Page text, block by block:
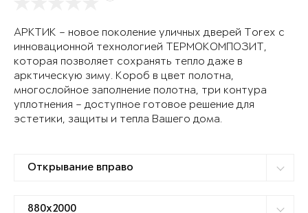
АРКТИК – новое поколение уличных дверей Torex с
инновационной технологией ТЕРМОКОМПОЗИТ,
которая позволяет сохранять тепло даже в
арктическую зиму. Короб в цвет полотна,
многослойное заполнение полотна, три контура
уплотнения – доступное готовое решение для
эстетики, защиты и тепла Вашего дома.